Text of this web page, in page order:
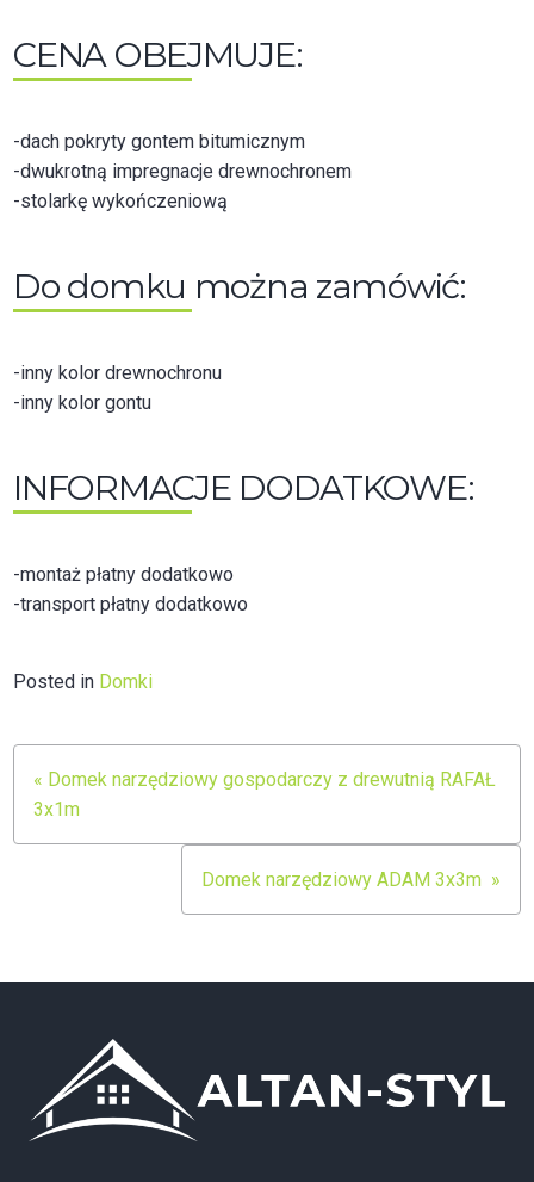
CENA OBEJMUJE:
-dach pokryty gontem bitumicznym
-dwukrotną impregnacje drewnochronem
-stolarkę wykończeniową
Do domku można zamówić:
-inny kolor drewnochronu
-inny kolor gontu
INFORMACJE DODATKOWE:
-montaż płatny dodatkowo
-transport płatny dodatkowo
Posted in Domki
Nawigacja
wpisu
« Domek narzędziowy gospodarczy z drewutnią RAFAŁ
3x1m
Domek narzędziowy ADAM 3x3m »